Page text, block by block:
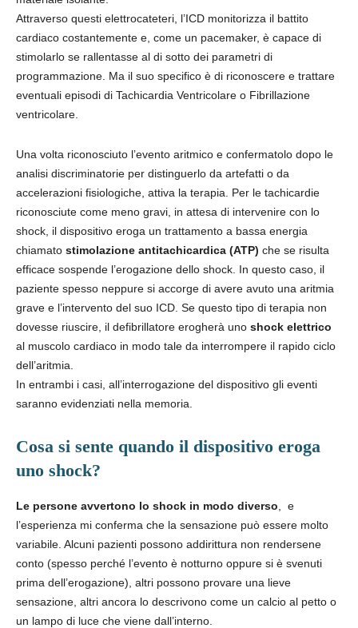
Attraverso questi elettrocateteri, l’ICD monitorizza il battito
cardiaco costantemente e, come un pacemaker, è capace di
stimolarlo se rallentasse al di sotto dei parametri di
programmazione. Ma il suo specifico è di riconoscere e trattare
eventuali episodi di Tachicardia Ventricolare o Fibrillazione
ventricolare.
Una volta riconosciuto l’evento aritmico e confermatolo dopo le
analisi discriminatorie per distinguerlo da artefatti o da
accelerazioni fisiologiche, attiva la terapia. Per le tachicardie
riconosciute come meno gravi, in attesa di intervenire con lo
shock, il dispositivo eroga un trattamento a bassa energia
chiamato stimolazione antitachicardica (ATP) che se risulta
efficace sospende l’erogazione dello shock. In questo caso, il
paziente spesso neppure si accorge di avere avuto una aritmia
grave e l’intervento del suo ICD. Se questo tipo di terapia non
dovesse riuscire, il defibrillatore erogherà uno shock elettrico
al muscolo cardiaco in modo tale da interrompere il rapido ciclo
dell’aritmia.
In entrambi i casi, all’interrogazione del dispositivo gli eventi
saranno evidenziati nella memoria.
Cosa si sente quando il dispositivo eroga
uno shock?
Le persone avvertono lo shock in modo diverso , e
l’esperienza mi conferma che la sensazione può essere molto
variabile. Alcuni pazienti possono addirittura non rendersene
conto (spesso perché l’evento è notturno oppure si è svenuti
prima dell’erogazione), altri possono provare una lieve
sensazione, altri ancora lo descrivono come un calcio al petto o
un lampo di luce che viene dall’interno.